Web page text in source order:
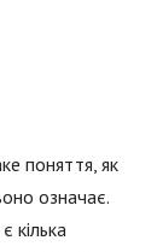
поняття, як
означає.
кілька